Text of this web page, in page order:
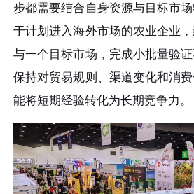
步都需要结合自身资源与目标市
于计划进入海外市场的农业企业
与一个目标市场，完成小批量验
保持对贸易规则、渠道变化和消
能将短期经验转化为长期竞争力。